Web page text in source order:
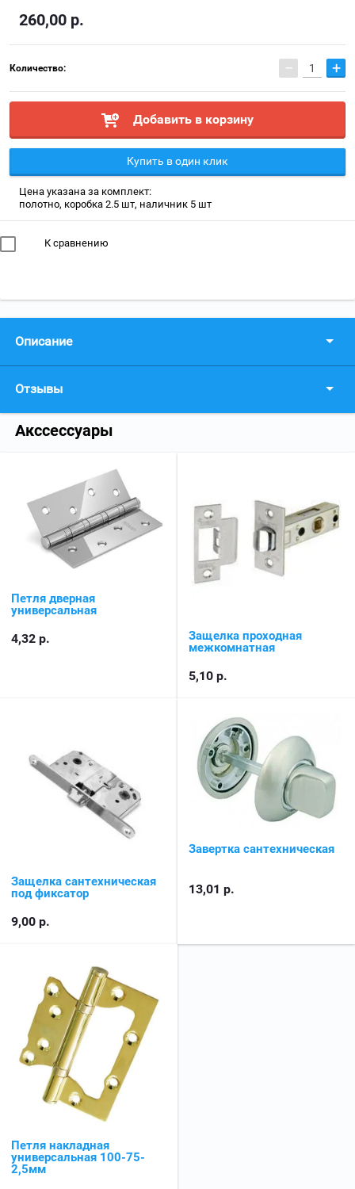
260,00 р.
Количество: − +
Добавить в корзину
Купить в один клик
Цена указана за комплект:
полотно, коробка 2.5 шт, наличник 5 шт
К сравнению
Описание
Отзывы
Акссессуары
Петля дверная
универсальная
4,32 р.
Защелка проходная
межкомнатная
5,10 р.
Защелка сантехническая
под фиксатор
9,00 р.
Завертка сантехническая
13,01 р.
Петля накладная
универсальная 100-75-
2,5мм